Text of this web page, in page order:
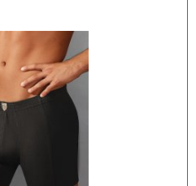
и
линии
обеспечивает
всего
как для
ношения, так и
спортом.
бережная
не